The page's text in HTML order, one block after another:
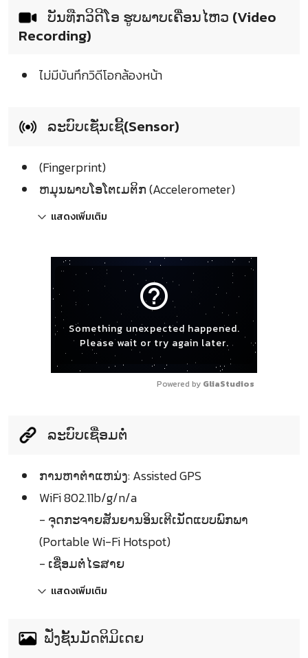
ບັນທືກວິດີໂອ ຮູບພາບເຄື່ອນໄຫວ (Video
Recording)
ไม่มีบันทึกวิดีโอกล้องหน้า
ລະບົບເຊັ່ນເຊີ້(Sensor)
(Fingerprint)
ຫມຸນພາບໂອໂຕເມຕິກ (Accelerometer)
แสดงเพิ่มเติม
help_outline
Something unexpected happened.
Please wait or try again later.
Powered by GliaStudios
ລະບົບເຊື່ອມຕໍ່
ການຫາຕຳແຫນ່ງ: Assisted GPS
WiFi 802.11b/g/n/a
- ຈຸດກະຈາຍສັນຍານອິນເຕີເນັດແບບພົກພາ
(Portable Wi-Fi Hotspot)
- ເຊື່ອມຕໍ່ໄຣສາຍ
แสดงเพิ่มเติม
ຟັ່ງຊັ້ນມັດຕິມິເດຍ